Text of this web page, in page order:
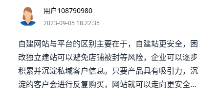
用户108790980
2023-09-05 18:22:35
自建网站与平台的区别主要在于，自建站更安全，困
改独立建站可以避免店铺被封等风险，企业可以逐步
积累并沉淀私域客户信息。只要产品具有吸引力，沉
淀的客户会进行反复购买，网站就可以走向更安全、